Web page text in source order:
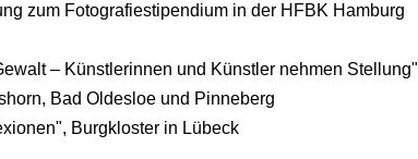
zum Fotografiestipendium in der HFBK Hamburg
– Künstlerinnen und Künstler nehmen Stellung"
Bad Oldesloe und Pinneberg
Burgkloster in Lübeck